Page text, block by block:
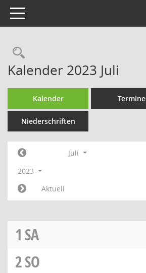
Toggle navigation
Rechercheauswahl
Kalender 2023 Juli
Kalender Termine
Niederschriften
Juli
2023
Aktuell
1 SA
2SO